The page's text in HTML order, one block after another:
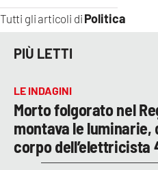
Tutti gli articoli di Politica
PIÙ LETTI
LE INDAGINI
Morto folgorato nel
montava le luminarie,
corpo dell’elettricista